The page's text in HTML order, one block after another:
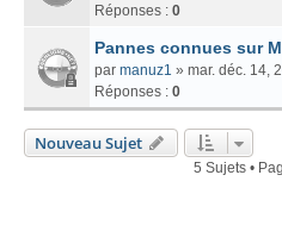
Réponses : 0
Pannes connues sur
par manuz1 » mar. déc. 14,
Réponses : 0
Nouveau Sujet
5 Sujets •